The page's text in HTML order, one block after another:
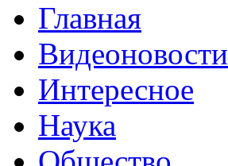
Главная
Видеоновости
Интересное
Наука